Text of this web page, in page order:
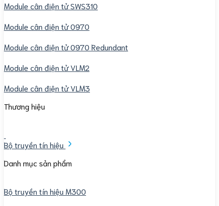
Module cân điện tử SWS310
Module cân điện tử 0970
Module cân điện tử 0970 Redundant
Module cân điện tử VLM2
Module cân điện tử VLM3
Thương hiệu
Bộ truyền tín hiệu
Danh mục sản phẩm
Bộ truyền tín hiệu M300